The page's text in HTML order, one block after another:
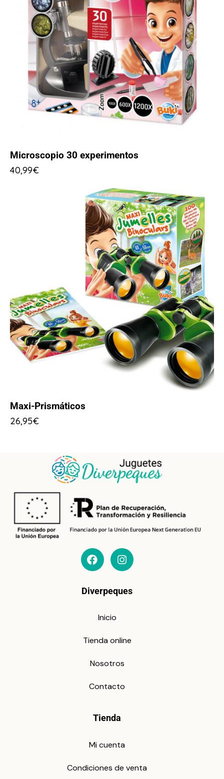
Microscopio 30 experimentos
40,99€
Maxi-Prismáticos
26,95€
Diverpeques
Inicio
Tienda online
Nosotros
Contacto
Tienda
Mi cuenta
Condiciones de venta